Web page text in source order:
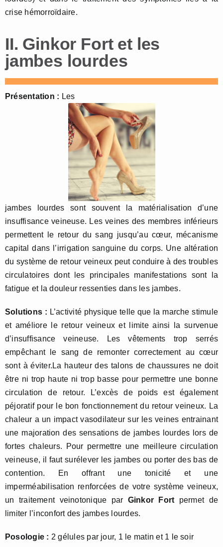
crise hémorroïdaire.
II. Ginkor Fort et les
jambes lourdes
Présentation : Les
jambes lourdes sont souvent la matérialisation d’une
insuffisance veineuse. Les veines des membres inférieurs
permettent le retour du sang jusqu’au cœur, mécanisme
capital dans l’irrigation sanguine du corps. Une altération
du système de retour veineux peut conduire à des troubles
circulatoires dont les principales manifestations sont la
fatigue et la douleur ressenties dans les jambes.
Solutions : L’activité physique telle que la marche stimule
et améliore le retour veineux et limite ainsi la survenue
d’insuffisance veineuse. Les vêtements trop serrés
empêchant le sang de remonter correctement au cœur
sont à éviter.La hauteur des talons de chaussures ne doit
être ni trop haute ni trop basse pour permettre une bonne
circulation de retour. L’excès de poids est également
péjoratif pour le bon fonctionnement du retour veineux. La
chaleur a un impact vasodilateur sur les veines entrainant
une majoration des sensations de jambes lourdes lors de
fortes chaleurs. Pour permettre une meilleure circulation
veineuse, il faut surélever les jambes ou porter des bas de
contention. En offrant une tonicité et une
imperméabilisation renforcées de votre système veineux,
un traitement veinotonique par Ginkor Fort permet de
limiter l’inconfort des jambes lourdes.
Posologie : 2 gélules par jour, 1 le matin et 1 le soir